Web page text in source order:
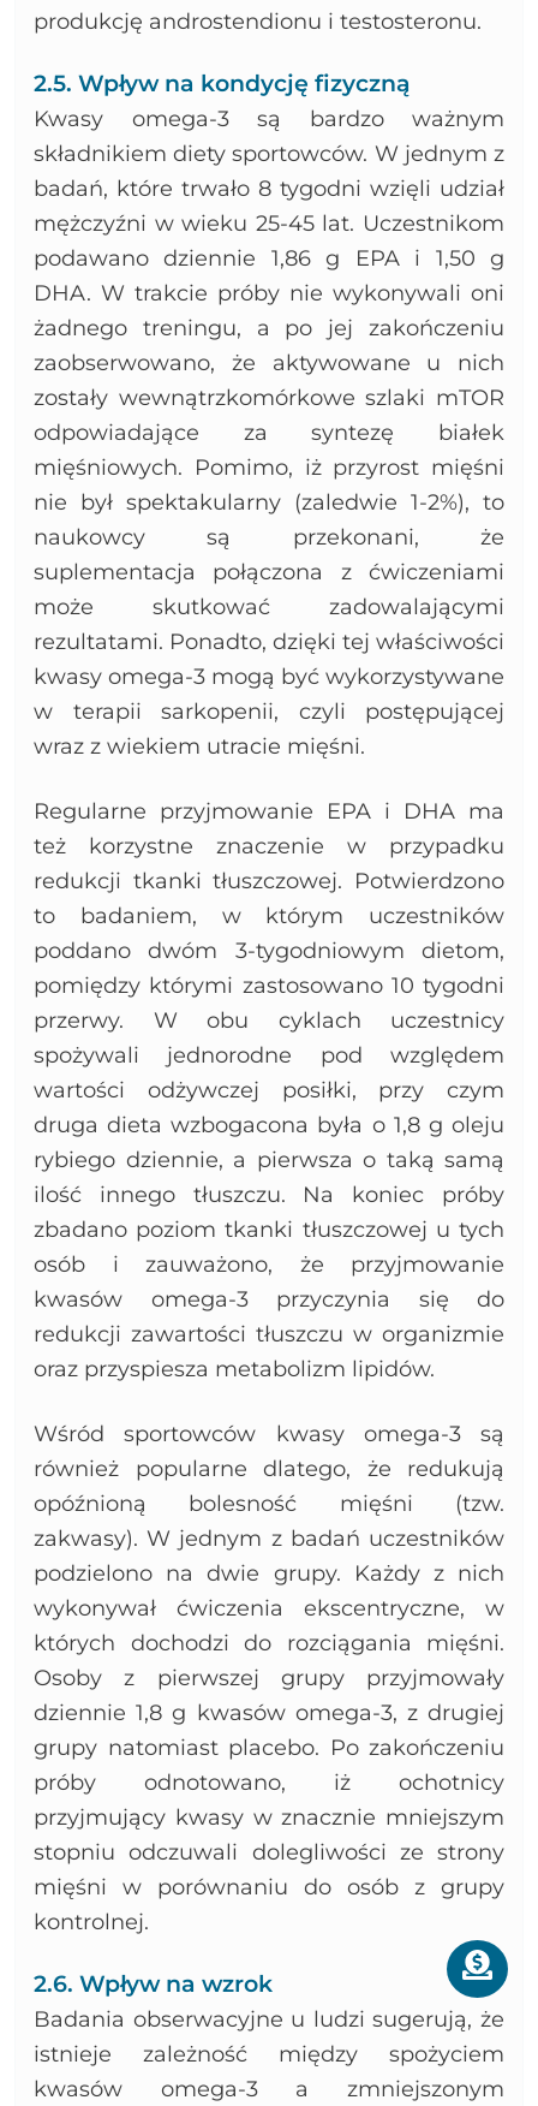
produkcję androstendionu i testosteronu.
2.5. Wpływ na kondycję fizyczną
Kwasy omega-3 są bardzo ważnym
składnikiem diety sportowców. W jednym z
badań, które trwało 8 tygodni wzięli udział
mężczyźni w wieku 25-45 lat. Uczestnikom
podawano dziennie 1,86 g EPA i 1,50 g
DHA. W trakcie próby nie wykonywali oni
żadnego treningu, a po jej zakończeniu
zaobserwowano, że aktywowane u nich
zostały wewnątrzkomórkowe szlaki mTOR
odpowiadające za syntezę białek
mięśniowych. Pomimo, iż przyrost mięśni
nie był spektakularny (zaledwie 1-2%), to
naukowcy są przekonani, że
suplementacja połączona z ćwiczeniami
może skutkować zadowalającymi
rezultatami. Ponadto, dzięki tej właściwości
kwasy omega-3 mogą być wykorzystywane
w terapii sarkopenii, czyli postępującej
wraz z wiekiem utracie mięśni.
Regularne przyjmowanie EPA i DHA ma
też korzystne znaczenie w przypadku
redukcji tkanki tłuszczowej. Potwierdzono
to badaniem, w którym uczestników
poddano dwóm 3-tygodniowym dietom,
pomiędzy którymi zastosowano 10 tygodni
przerwy. W obu cyklach uczestnicy
spożywali jednorodne pod względem
wartości odżywczej posiłki, przy czym
druga dieta wzbogacona była o 1,8 g oleju
rybiego dziennie, a pierwsza o taką samą
ilość innego tłuszczu. Na koniec próby
zbadano poziom tkanki tłuszczowej u tych
osób i zauważono, że przyjmowanie
kwasów omega-3 przyczynia się do
redukcji zawartości tłuszczu w organizmie
oraz przyspiesza metabolizm lipidów.
Wśród sportowców kwasy omega-3 są
również popularne dlatego, że redukują
opóźnioną bolesność mięśni (tzw.
zakwasy). W jednym z badań uczestników
podzielono na dwie grupy. Każdy z nich
wykonywał ćwiczenia ekscentryczne, w
których dochodzi do rozciągania mięśni.
Osoby z pierwszej grupy przyjmowały
dziennie 1,8 g kwasów omega-3, z drugiej
grupy natomiast placebo. Po zakończeniu
próby odnotowano, iż ochotnicy
przyjmujący kwasy w znacznie mniejszym
stopniu odczuwali dolegliwości ze strony
mięśni w porównaniu do osób z grupy
kontrolnej.
2.6. Wpływ na wzrok
Badania obserwacyjne u ludzi sugerują, że
istnieje zależność między spożyciem
kwasów omega-3 a zmniejszonym